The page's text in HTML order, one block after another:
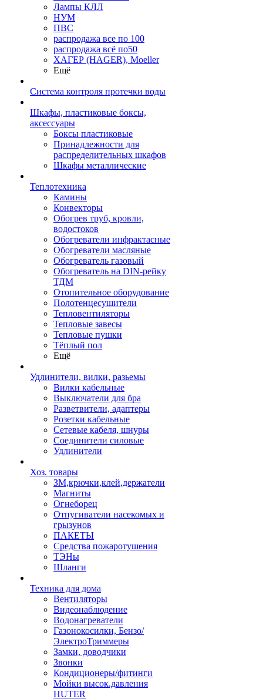
Лампы КЛЛ
НУМ
ПВС
распродажа все по 100
распродажа всё по50
ХАГЕР (HAGER), Moeller
Ещё
Система контроля протечки воды
Шкафы, пластиковые боксы,
аксессуары
Боксы пластиковые
Принадлежности для
распределительных шкафов
Шкафы металлические
Теплотехника
Камины
Конвекторы
Обогрев труб, кровли,
водостоков
Обогреватели инфрактасные
Обогреватели масляные
Обогреватель газовый
Обогреватель на DIN-рейку
ТДМ
Отопительное оборудование
Полотенцесушители
Тепловентиляторы
Тепловые завесы
Тепловые пушки
Тёплый пол
Ещё
Удлинители, вилки, разьемы
Вилки кабельные
Выключатели для бра
Разветвители, адаптеры
Розетки кабельные
Сетевые кабеля, шнуры
Соединители силовые
Удлинители
Хоз. товары
ЗМ,крючки,клей,держатели
Магниты
Огнеборец
Отпугиватели насекомых и
грызунов
ПАКЕТЫ
Средства пожаротушения
ТЭНы
Шланги
Техника для дома
Вентиляторы
Видеонаблюдение
Водонагреватели
Газонокосилки, Бензо/
ЭлектроТриммеры
Замки, доводчики
Звонки
Кондиционеры/фитинги
Мойки высок.давления
HUTER